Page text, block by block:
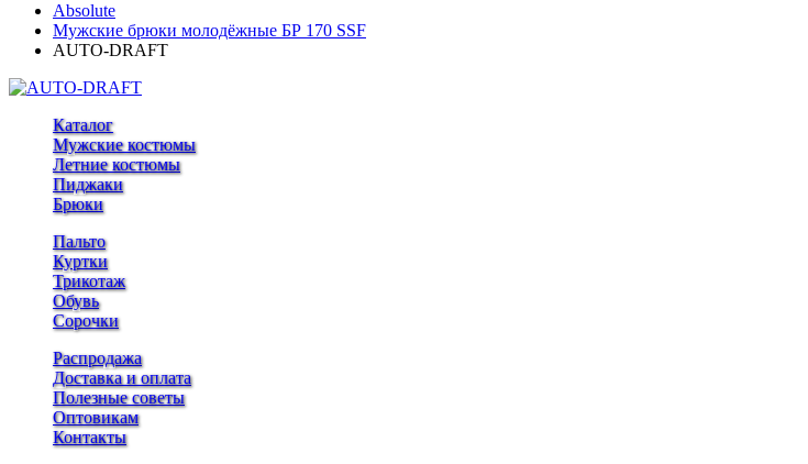
Absolute
Мужские брюки молодёжные БР 170 SSF
AUTO-DRAFT
Каталог
Мужские костюмы
Летние костюмы
Пиджаки
Брюки
Пальто
Куртки
Трикотаж
Обувь
Сорочки
Распродажа
Доставка и оплата
Полезные советы
Оптовикам
Контакты